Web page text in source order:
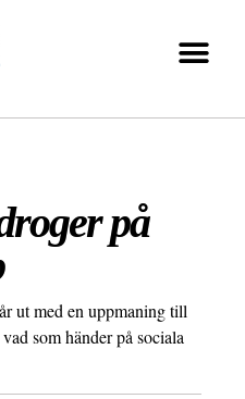
på
ut med en uppmaning till
som händer på sociala